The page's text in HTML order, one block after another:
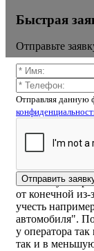
Быстрая
Отправьте
Отправляя данную
Отправить
ВНИМАНИЕ!
на
от конечной из-
учесть
автомобиля".
у оператора
так и в